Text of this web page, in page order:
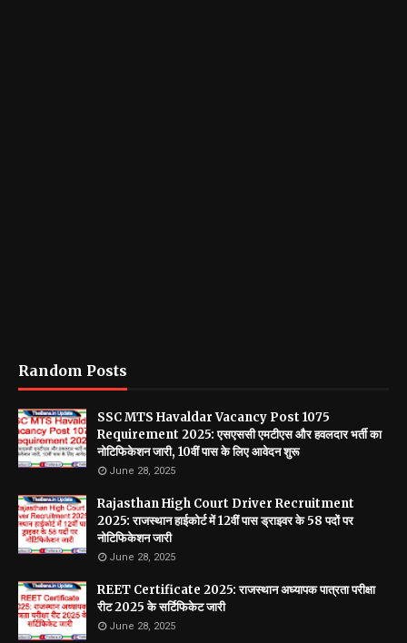
Random Posts
SSC MTS Havaldar Vacancy Post 1075
Requirement 2025: एसएससी एमटीएस और हवलदार भर्ती का
नोटिफिकेशन जारी, 10वीं पास के लिए आवेदन शुरू
June 28, 2025
Rajasthan High Court Driver Recruitment
2025: राजस्थान हाईकोर्ट में 12वीं पास ड्राइवर के 58 पदों पर
नोटिफिकेशन जारी
June 28, 2025
REET Certificate 2025: राजस्थान अध्यापक पात्रता परीक्षा
रीट 2025 के सर्टिफिकेट जारी
June 28, 2025